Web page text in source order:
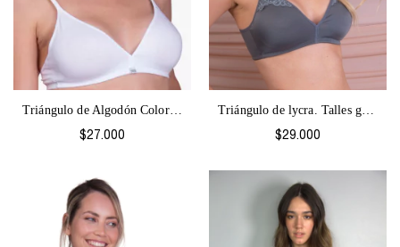
Triángulo de Algodón Colores-1067
$27.000
Triángulo de lycra. Talles grandes. Beba...
$29.000